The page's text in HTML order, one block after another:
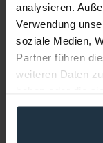
analysieren.
Verwendung
soziale Medien,
Partner führen
weiteren Daten
gesammelt
Weitere Artikel